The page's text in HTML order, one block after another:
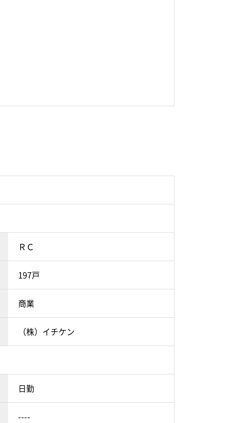
ＲＣ
197戸
商業
（株）イチケン
日勤
----